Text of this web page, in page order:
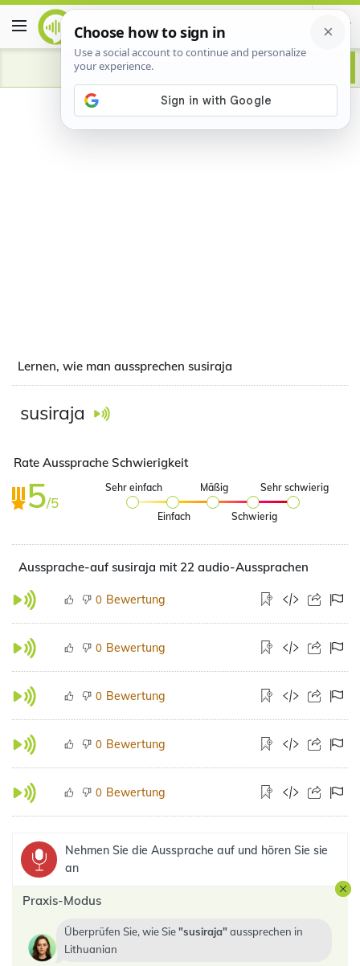
Advertisement
Lernen, wie man aussprechen susiraja
susiraja
Rate Aussprache Schwierigkeit
5/5
Sehr einfach
Einfach
Mäßig
Schwierig
Sehr schwierig
Aussprache-auf susiraja mit 22 audio-Aussprachen
0 Bewertung
0 Bewertung
0 Bewertung
0 Bewertung
0 Bewertung
Nehmen Sie die Aussprache auf und hören Sie sie
an
Praxis-Modus
Überprüfen Sie, wie Sie susiraja aussprechen in
Lithuanian